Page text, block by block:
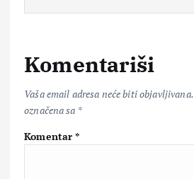
Komentariši
Vaša email adresa neće biti objavljivana.
označena sa *
Komentar*